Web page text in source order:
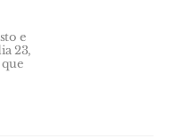
e
23,